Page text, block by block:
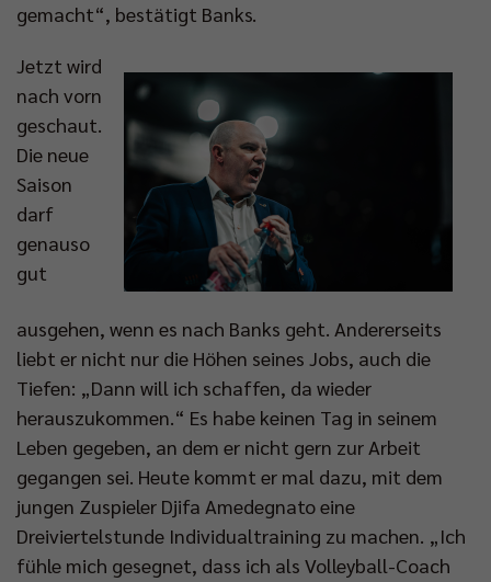
gemacht“, bestätigt Banks.
Jetzt wird
nach vorn
geschaut.
Die neue
Saison
darf
genauso
gut
ausgehen, wenn es nach Banks geht. Andererseits
liebt er nicht nur die Höhen seines Jobs, auch die
Tiefen: „Dann will ich schaffen, da wieder
herauszukommen.“ Es habe keinen Tag in seinem
Leben gegeben, an dem er nicht gern zur Arbeit
gegangen sei. Heute kommt er mal dazu, mit dem
jungen Zuspieler Djifa Amedegnato eine
Dreiviertelstunde Individualtraining zu machen. „Ich
fühle mich gesegnet, dass ich als Volleyball-Coach
Impressum|Datenschutzerklärung